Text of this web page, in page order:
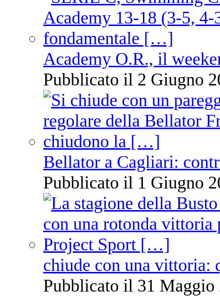
Academy O.R., il
Pubblicato il 2 Giugno
Bellator a Cagliari:
Pubblicato il 1 Giugno
chiude con una vittoria:
Pubblicato il 31 Maggio